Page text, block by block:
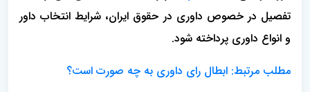
تفصیل در خصوص داوری در حقوق ایران، شرایط انتخاب داور
و انواع داوری پرداخته شود.
مطلب مرتبط: ابطال رای داوری به چه صورت است؟